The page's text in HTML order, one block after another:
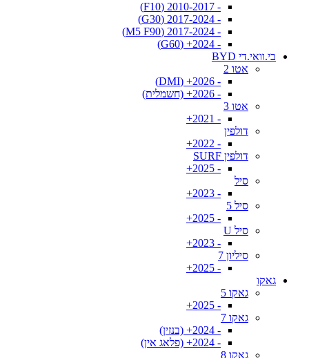
- 2010-2017 (F10)
- 2017-2024 (G30)
- 2017-2024 (M5 F90)
- 2024+ (G60)
בי.וואי.די BYD
אטו 2
- 2026+ (DMI)
- 2026+ (חשמלית)
אטו 3
- 2021+
דולפין
- 2022+
דולפין SURF
- 2025+
סיל
- 2023+
סיל 5
- 2025+
סיל U
- 2023+
סיליון 7
- 2025+
גאקו
גאקו 5
- 2025+
גאקו 7
- 2024+ (בנזין)
- 2024+ (פלאג אין)
גאקו 8